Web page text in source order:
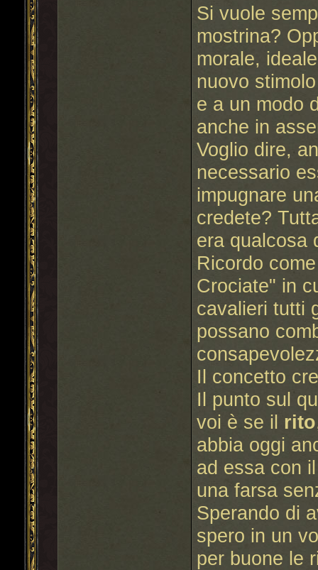
Si vuole
mostrina?
morale,
nuovo
e a un modo
anche in
Voglio dire,
necessario
impugnare
credete?
era qualcosa
Ricordo
Crociate" in
cavalieri tutti
possano
Il concetto
Il punto sul
voi è se il rito
abbia oggi
ad essa con
una farsa
Sperando di
spero in un
per buone le